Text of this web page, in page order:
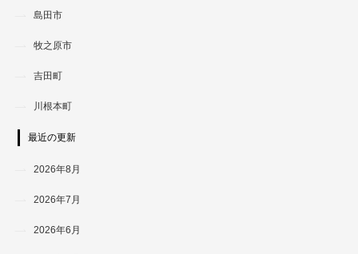
島田市
牧之原市
吉田町
川根本町
最近の更新
2026年8月
2026年7月
2026年6月